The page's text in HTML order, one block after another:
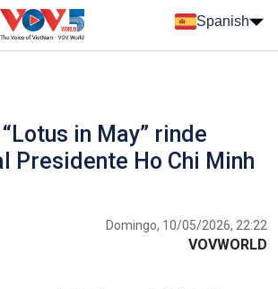
Spanish
in May” rinde
Presidente Ho Chi Minh
Domingo, 10/05/2026, 22:22
VOVWORLD